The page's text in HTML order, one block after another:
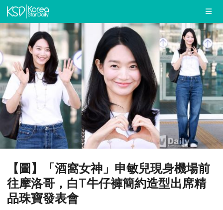
【圖】「酒窩女神」申敏兒現身機場前
往摩洛哥，白T牛仔褲簡約造型出席精
品珠寶發表會